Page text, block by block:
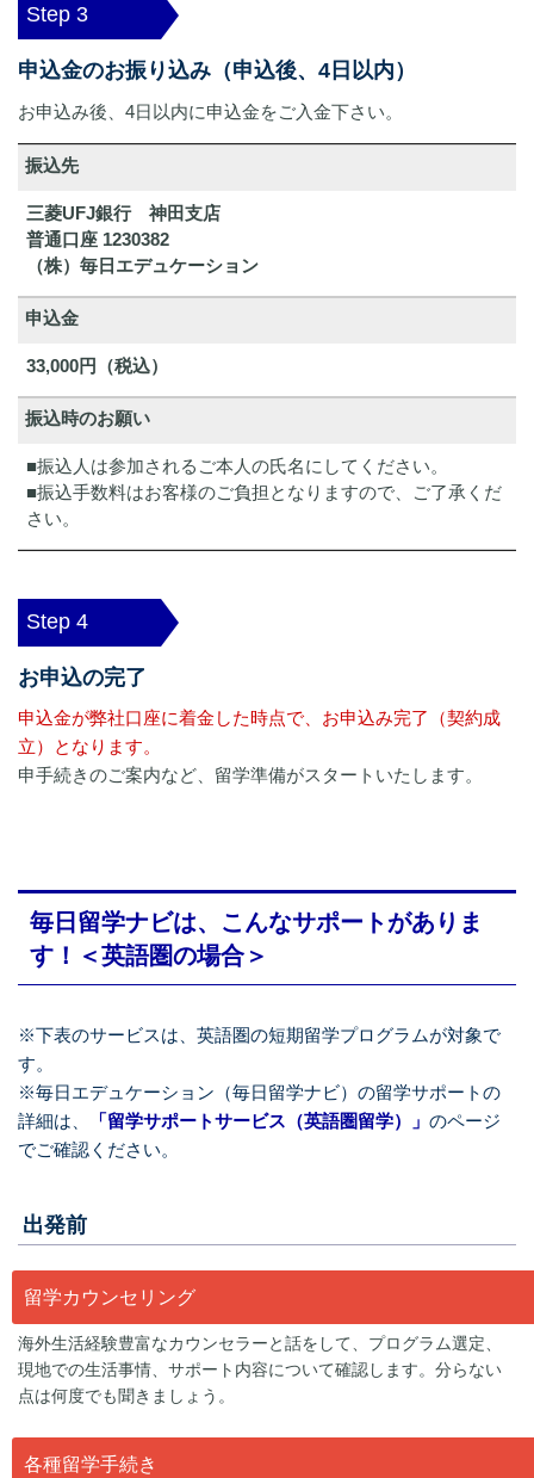
Step 3
申込金のお振り込み（申込後、4日以内）
お申込み後、4日以内に申込金をご入金下さい。
振込先
三菱UFJ銀行 神田支店
普通口座 1230382
（株）毎日エデュケーション
申込金
33,000円（税込）
振込時のお願い
■振込人は参加されるご本人の氏名にしてください。
■振込手数料はお客様のご負担となりますので、ご了承くだ
さい。
Step 4
お申込の完了
申込金が弊社口座に着金した時点で、お申込み完了（契約成
立）となります。
申手続きのご案内など、留学準備がスタートいたします。
毎日留学ナビは、こんなサポートがありま
す！＜英語圏の場合＞
※下表のサービスは、英語圏の短期留学プログラムが対象で
す。
※毎日エデュケーション（毎日留学ナビ）の留学サポートの
詳細は、
「留学サポートサービス（英語圏留学）」 のページ
でご確認ください。
出発前
留学カウンセリング
海外生活経験豊富なカウンセラーと話をして、プログラム選定、
現地での生活事情、サポート内容について確認します。分らない
点は何度でも聞きましょう。
各種留学手続き